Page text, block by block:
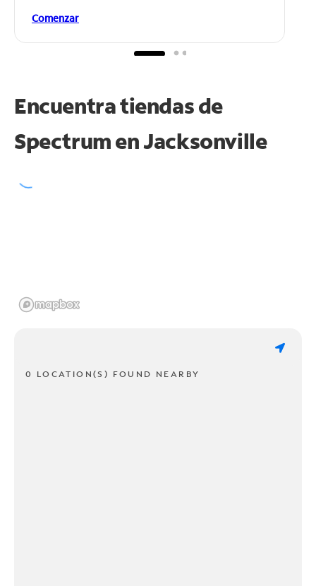
Comenzar
Encuentra tiendas de
Spectrum enJacksonville
0 LOCATION(S) FOUND NEARBY